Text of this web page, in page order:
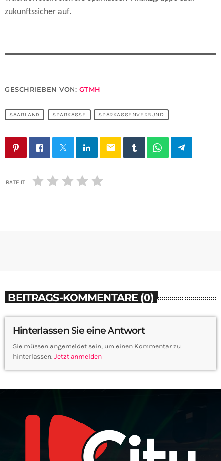
zukunftssicher auf.
GESCHRIEBEN VON: GTMH
SAARLAND SPARKASSE SPARKASSENVERBUND
email
RATE IT
BEITRAGS-KOMMENTARE (0)
Hinterlassen Sie eine Antwort
Sie müssen angemeldet sein, um einen Kommentar zu
hinterlassen. Jetzt anmelden